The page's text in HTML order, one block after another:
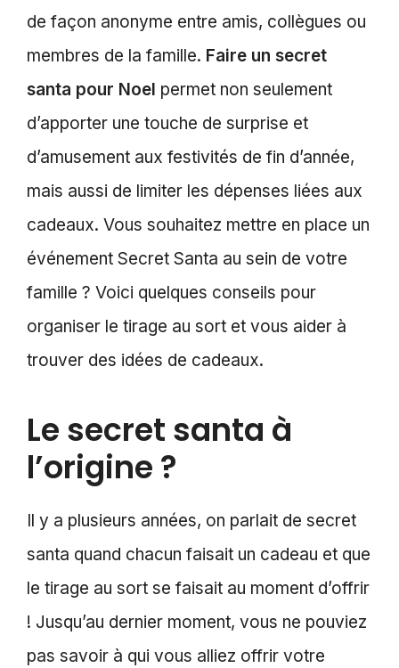
de façon anonyme entre amis, collègues ou
membres de la famille. Faire un secret
santa pour Noel permet non seulement
d’apporter une touche de surprise et
d’amusement aux festivités de fin d’année,
mais aussi de limiter les dépenses liées aux
cadeaux. Vous souhaitez mettre en place un
événement Secret Santa au sein de votre
famille ? Voici quelques conseils pour
organiser le tirage au sort et vous aider à
trouver des idées de cadeaux.
Le secret santa à
l’origine ?
Il y a plusieurs années, on parlait de secret
santa quand chacun faisait un cadeau et que
le tirage au sort se faisait au moment d’offrir
! Jusqu’au dernier moment, vous ne pouviez
pas savoir à qui vous alliez offrir votre